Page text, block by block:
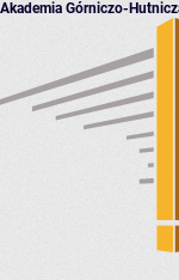
Akademia Górniczo-